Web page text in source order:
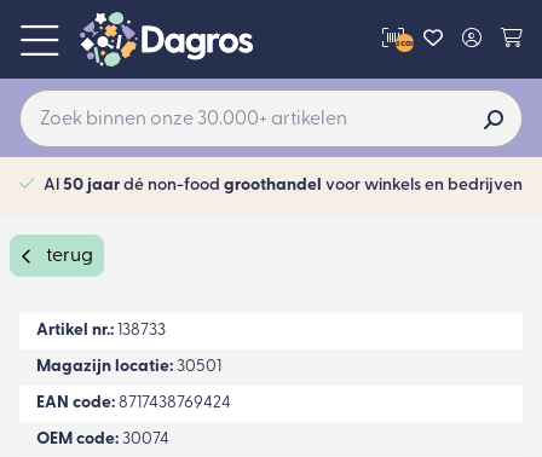
scan
Al 50 jaar dé non-food groothandel voor winkels en bedrijven
terug
Artikel nr.: 138733
Magazijn locatie: 30501
EAN code: 8717438769424
OEM code: 30074